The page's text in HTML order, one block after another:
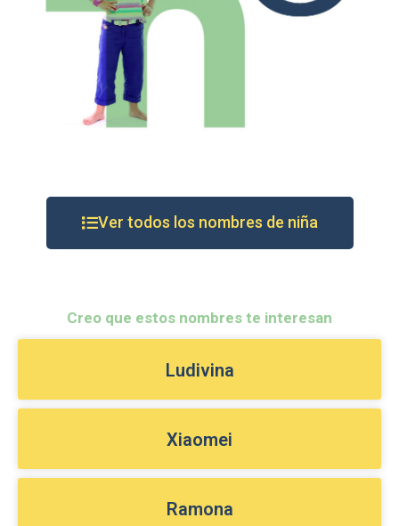
Ver todos los nombres de niña
Creo que estos nombres te interesan
Ludivina
Xiaomei
Ramona